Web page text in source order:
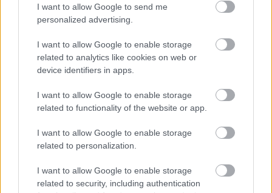
I want to allow Google to send me
personalized advertising.
I want to allow Google to enable storage
related to analytics like cookies on web or
device identifiers in apps.
I want to allow Google to enable storage
related to functionality of the website or app.
I want to allow Google to enable storage
related to personalization.
I want to allow Google to enable storage
related to security, including authentication
„AZ EMBERT EMBERRÉ TETTE…” – VASÁRNAP
A bejegyzés trackback címe:
https://kulturpart.hu/api/trackback/id/7940076
A hozzászólások avonatkozó jogszabályokértelmében felhasználói tartalomnak
minősülnek, értük aszolgáltatás technikai üzemeltetője semmilyen felelősséget